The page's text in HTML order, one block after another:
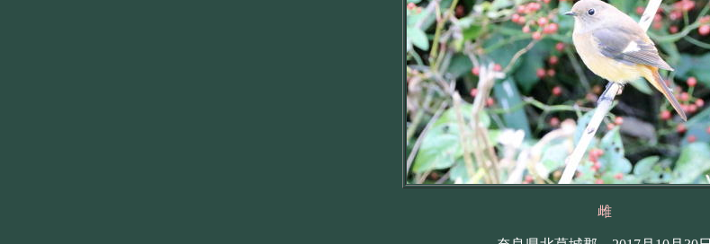
雌